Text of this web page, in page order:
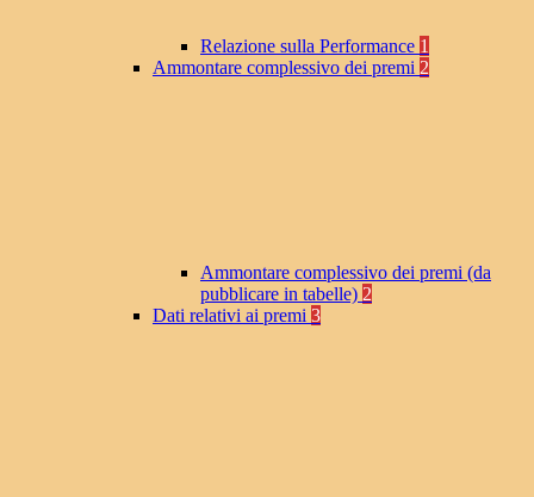
Relazione sulla Performance 1
Ammontare complessivo dei premi 2
Ammontare complessivo dei premi (da
pubblicare in tabelle) 2
Dati relativi ai premi 3